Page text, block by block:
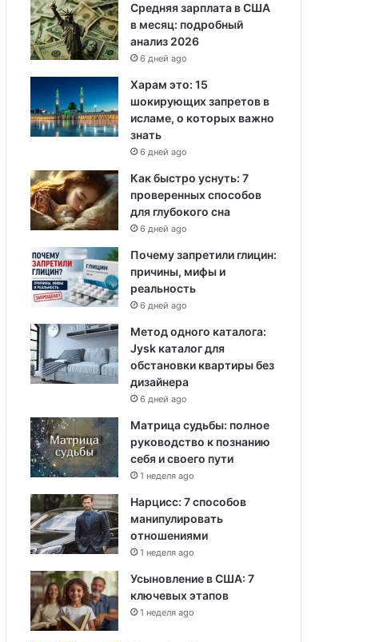
Средняя зарплата в США
в месяц: подробный
анализ 2026
6 дней ago
Харам это: 15
шокирующих запретов в
исламе, о которых важно
знать
6 дней ago
Как быстро уснуть: 7
проверенных способов
для глубокого сна
6 дней ago
Почему запретили глицин:
причины, мифы и
реальность
6 дней ago
Метод одного каталога:
Jysk каталог для
обстановки квартиры без
дизайнера
6 дней ago
Матрица судьбы: полное
руководство к познанию
себя и своего пути
1 неделя ago
Нарцисс: 7 способов
манипулировать
отношениями
1 неделя ago
Усыновление в США: 7
ключевых этапов
1 неделя ago